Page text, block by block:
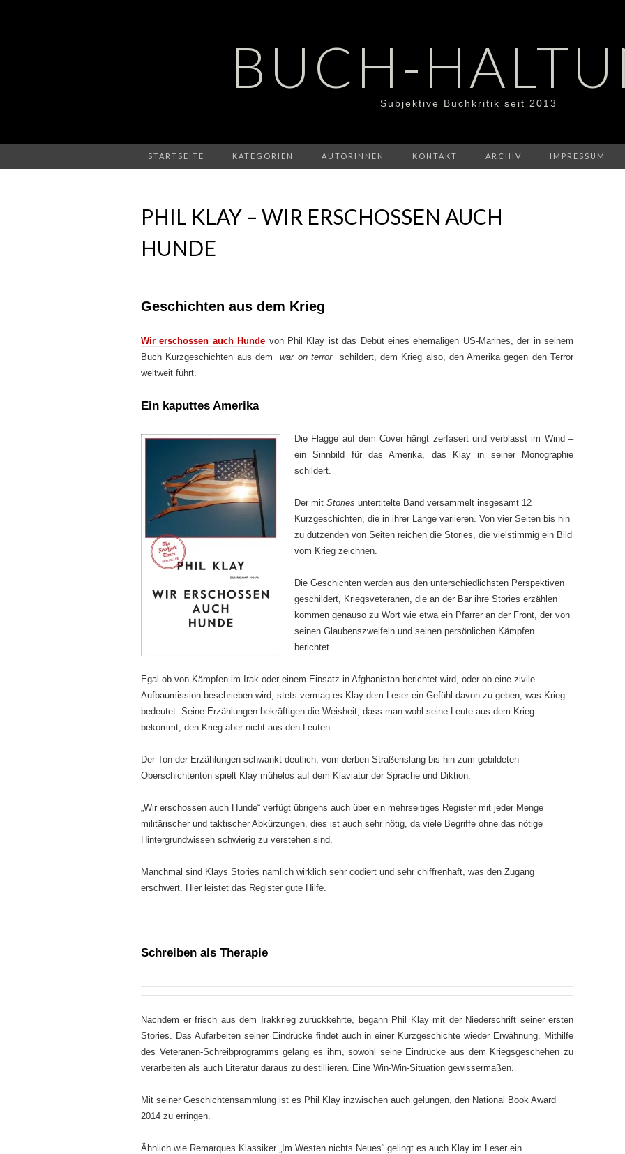
BUCH-
Subjektive Buchkritik seit 2013
STARTSEITE KATEGORIEN AUTORINNEN KONTAKT ARCHIV IMPRESSUM
PHIL KLAY – WIR ERSCHOSSEN AUCH
HUNDE
Geschichten aus dem Krieg
Wir erschossen auch Hunde von Phil Klay ist das Debüt eines ehemaligen US-Marines, der in seinem
Buch Kurzgeschichten aus demwar on terror
schildert, dem Krieg also, den Amerika gegen den Terror
weltweit führt.
Ein kaputtes Amerika
Die Flagge auf dem Cover hängt zerfasert und verblasst im Wind –
ein Sinnbild für das Amerika, das Klay in seiner Monographie
schildert.
Der mit Stories untertitelte Band versammelt insgesamt 12
Kurzgeschichten, die in ihrer Länge variieren. Von vier Seiten bis hin
zu dutzenden von Seiten reichen die Stories, die vielstimmig ein Bild
vom Krieg zeichnen.
Die Geschichten werden aus den unterschiedlichsten Perspektiven
geschildert, Kriegsveteranen, die an der Bar ihre Stories erzählen
kommen genauso zu Wort wie etwa ein Pfarrer an der Front, der von
seinen Glaubenszweifeln und seinen persönlichen Kämpfen
berichtet.
Egal ob von Kämpfen im Irak oder einem Einsatz in Afghanistan berichtet wird, oder ob eine zivile
Aufbaumission beschrieben wird, stets vermag es Klay dem Leser ein Gefühl davon zu geben, was Krieg
bedeutet. Seine Erzählungen bekräftigen die Weisheit, dass man wohl seine Leute aus dem Krieg
bekommt, den Krieg aber nicht aus den Leuten.
Der Ton der Erzählungen schwankt deutlich, vom derben Straßenslang bis hin zum gebildeten
Oberschichtenton spielt Klay mühelos auf dem Klaviatur der Sprache und Diktion.
„Wir erschossen auch Hunde“ verfügt übrigens auch über ein mehrseitiges Register mit jeder Menge
militärischer und taktischer Abkürzungen, dies ist auch sehr nötig, da viele Begriffe ohne das nötige
Hintergrundwissen schwierig zu verstehen sind.
Manchmal sind Klays Stories nämlich wirklich sehr codiert und sehr chiffrenhaft, was den Zugang
erschwert. Hier leistet das Register gute Hilfe.
Schreiben als Therapie
Nachdem er frisch aus dem Irakkrieg zurückkehrte, begann Phil Klay mit der Niederschrift seiner ersten
Stories. Das Aufarbeiten seiner Eindrücke findet auch in einer Kurzgeschichte wieder Erwähnung. Mithilfe
des Veteranen-Schreibprogramms gelang es ihm, sowohl seine Eindrücke aus dem Kriegsgeschehen zu
verarbeiten als auch Literatur daraus zu destillieren. Eine Win-Win-Situation gewissermaßen.
Mit seiner Geschichtensammlung ist es Phil Klay inzwischen auch gelungen, den National Book Award
2014 zu erringen.
Ähnlich wie Remarques Klassiker „Im Westen nichts Neues“ gelingt es auch Klay im Leser ein